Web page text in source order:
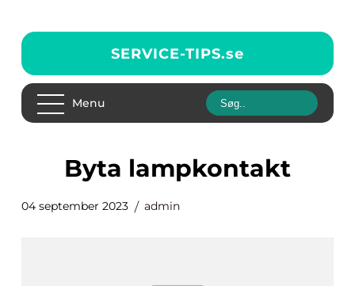
SERVICE-TIPS.se
Menu
byta lampkontakt
04 september 2023 admin